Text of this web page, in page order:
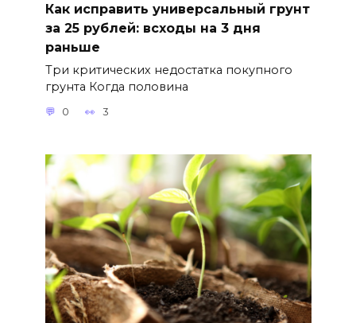
Как исправить универсальный грунт
за 25 рублей: всходы на 3 дня
раньше
Три критических недостатка покупного
грунта Когда половина
0 3